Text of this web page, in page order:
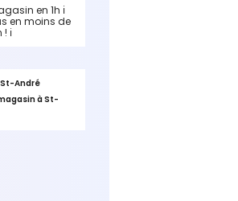
en 1h ℹ
en moins de
! ℹ
André
à St-